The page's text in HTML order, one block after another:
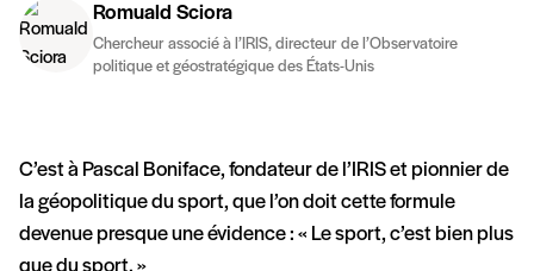
Romuald Sciora
Chercheur associé à l’IRIS, directeur de l’Observatoire
politique et géostratégique des États-Unis
C’est à Pascal Boniface, fondateur de l’IRIS et pionnier de
la géopolitique du sport, que l’on doit cette formule
devenue presque une évidence : « Le sport, c’est bien plus